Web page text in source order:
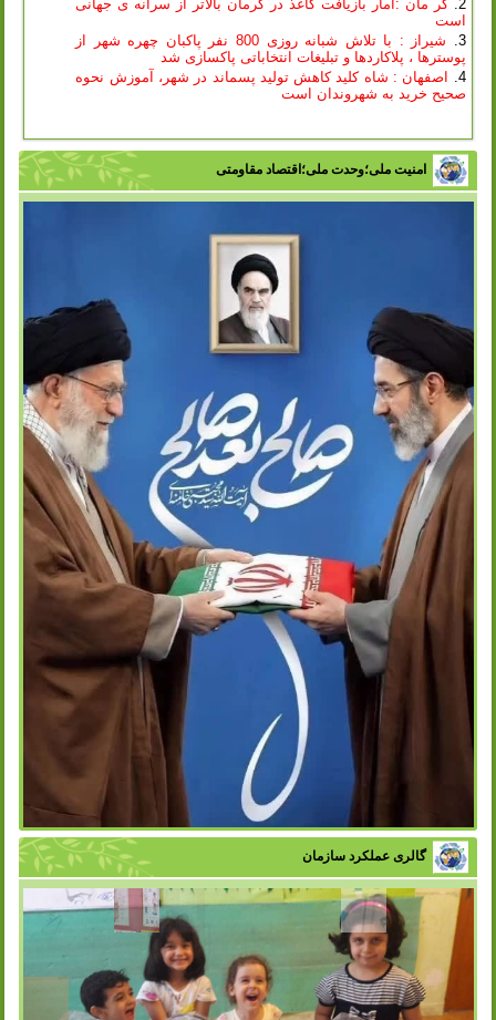
کر مان :‌آمار بازیافت کاغذ در کرمان بالاتر از سرانه ی جهانی
است
شیراز : با تلاش شبانه روزی 800 نفر پاکبان چهره شهر از
پوسترها ، پلاکاردها و تبلیغات انتخاباتی پاکسازی شد
اصفهان : شاه کلید کاهش تولید پسماند در شهر، آموزش نحوه
صحیح خرید به شهروندان است
امنیت ملی؛وحدت ملی؛اقتصاد مقاومتی
گالری عملکرد سازمان